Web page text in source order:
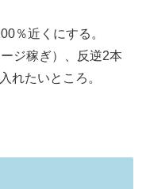
％近くにする。
ジ稼ぎ）、反逆2本
れたいところ。